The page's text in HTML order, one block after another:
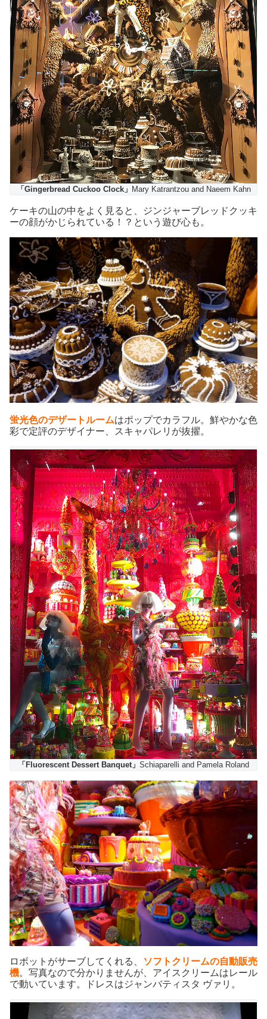
「Gingerbread Cuckoo Clock」 Mary Katrantzou and Naeem Kahn
ケーキの山の中をよく見ると、ジンジャーブレッドクッキ
ーの顔がかじられている！？という遊び心も。
蛍光色のデザートルームはポップでカラフル。鮮やかな色
彩で定評のデザイナー、スキャパレリが抜擢。
「Fluorescent Dessert Banquet」 Schiaparelli and Pamela Roland
ロボットがサーブしてくれる、
ソフトクリームの自動販売
機。写真なので分かりませんが、アイスクリームはレール
で動いています。ドレスはジャンバティスタ ヴァリ。